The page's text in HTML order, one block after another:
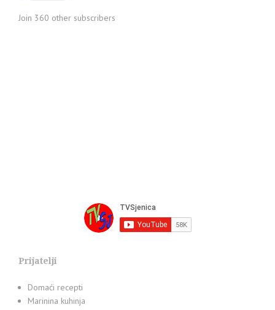
Join 360 other subscribers
Prijatelji
Domaći recepti
Marinina kuhinja